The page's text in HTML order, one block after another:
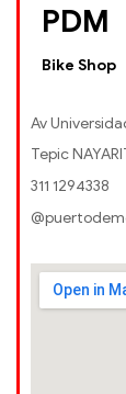
PDM
Bike Shop
Av
Tepic
311 1294338